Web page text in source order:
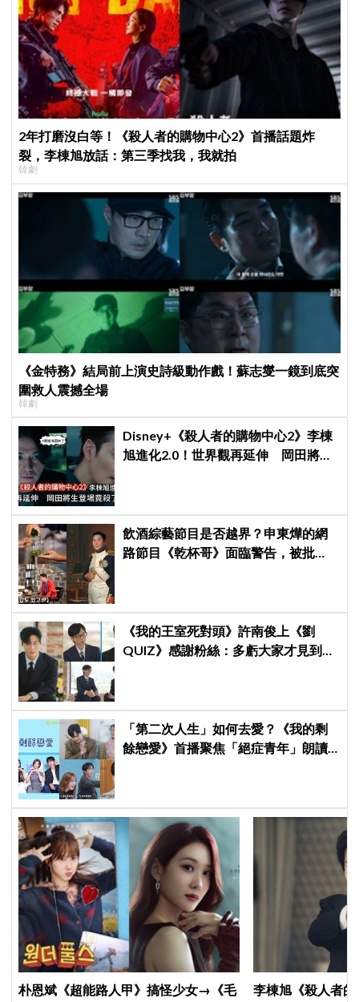
2年打磨沒白等！《殺人者的購物中心2》首播話題炸
裂，李棟旭放話：第三季找我，我就拍
韓劇
《金特務》結局前上演史詩級動作戲！蘇志燮一鏡到底突
圍救人震撼全場
韓劇
Disney+《殺人者的購物中心2》李棟
旭進化2.0！世界觀再延伸 岡田將生
飲酒綜藝節目是否越界？申東燁的網
路節目《乾杯哥》面臨警告，被批
《我的王室死對頭》許南俊上《劉
QUIZ》感謝粉絲：多虧大家才見到劉
「第二次人生」如何去愛？《我的剩
餘戀愛》首播聚焦「絕症青年」朗讀
朴恩斌《超能路人甲》搞怪少女→《毛
李棟旭《殺人者